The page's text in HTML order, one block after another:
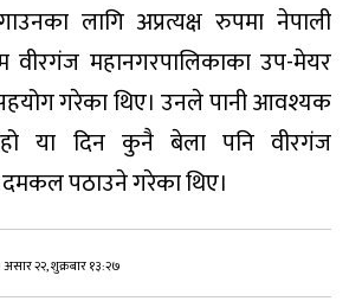
लागि अप्रत्यक्ष रुपमा नेपाली
वीरगंज महानगरपालिकाका उप-मेयर
गरेका थिए। उनले पानी आवश्यक
या दिन कुनै बेला पनि वीरगंज
पठाउने गरेका थिए।
२२, शुक्रबार १३:२७